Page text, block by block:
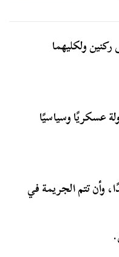
ولكليهما
عسكريًا وسياسيًا
وأن تتم الجريمة في